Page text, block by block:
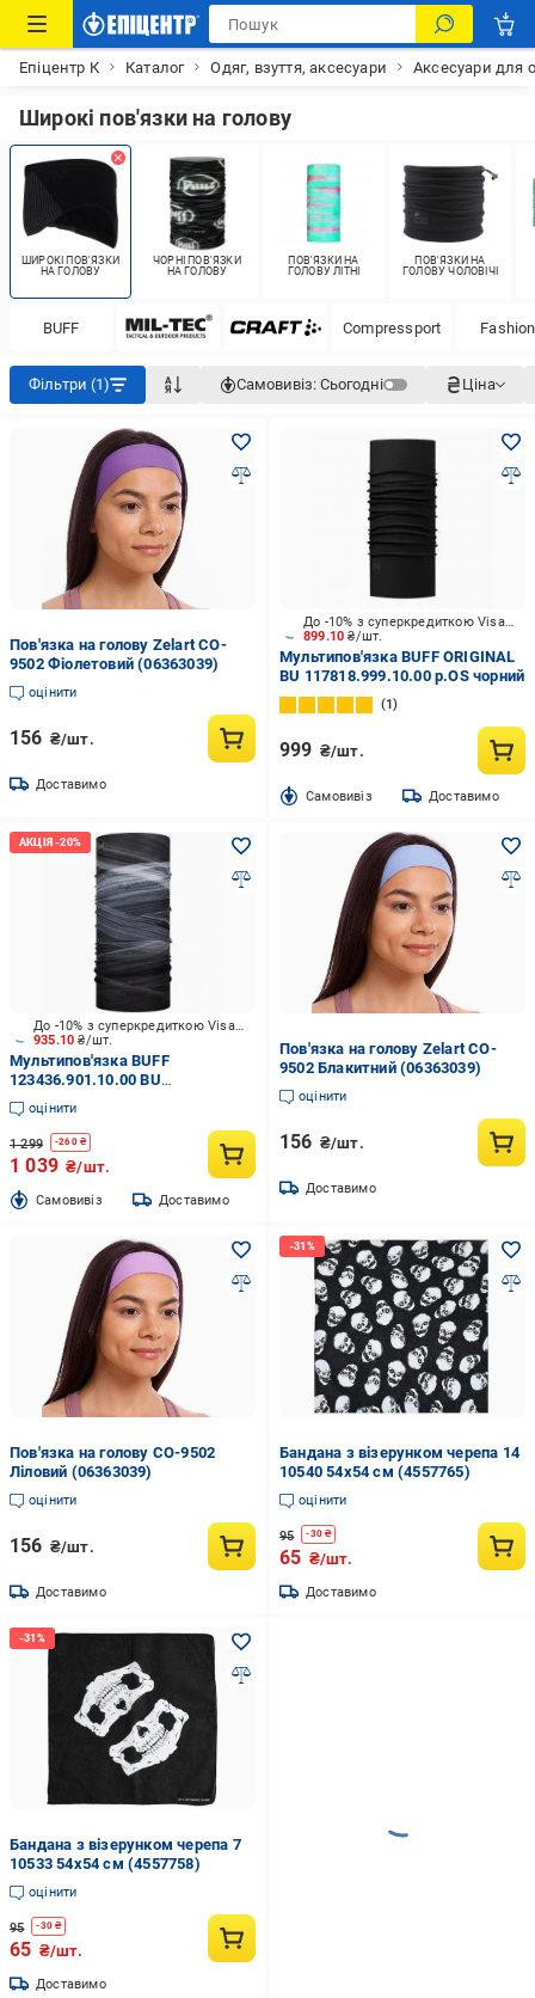
Епіцентр К Каталог Одяг, взуття, аксесуари Аксесуари для
Широкі пов'язки на голову
ШИРОКІ ПОВ'ЯЗКИ
НА ГОЛОВУ
ЧОРНІ ПОВ'ЯЗКИ
НА ГОЛОВУ
ПОВ'ЯЗКИ НА
ГОЛОВУ ЛІТНІ
ПОВ'ЯЗКИ НА
ГОЛОВУ ЧОЛОВІЧІ
BUFF Compressport Fashion
Фільтри (1) Самовивіз: Сьогодні Ціна
Пов'язка на голову Zelart CO-
9502 Фіолетовий (06363039)
оцінити
156 ₴/шт.
Доставимо
899.10₴/шт.
До -10% з суперкредиткою Visa Вигода
Мультипов'язка BUFF ORIGINAL
BU 117818.999.10.00 р.OS чорний
1
999 ₴/шт.
Cамовивіз Доставимо
935.10₴/шт.
До -10% з суперкредиткою Visa Вигода
Мультипов'язка BUFF
123436.901.10.00 BU
MFMIORIGSTD р.OS
різнокольоровий
оцінити
1 299 -260₴
1 039 ₴/шт.
Cамовивіз Доставимо
Пов'язка на голову Zelart CO-
9502 Блакитний (06363039)
оцінити
156 ₴/шт.
Доставимо
Пов'язка на голову CO-9502
Ліловий (06363039)
оцінити
156 ₴/шт.
Доставимо
Бандана з візерунком черепа 14
10540 54х54 см (4557765)
оцінити
95 -30₴
65 ₴/шт.
Доставимо
Бандана з візерунком черепа 7
10533 54х54 см (4557758)
оцінити
95 -30 ₴
65 ₴/шт.
Доставимо